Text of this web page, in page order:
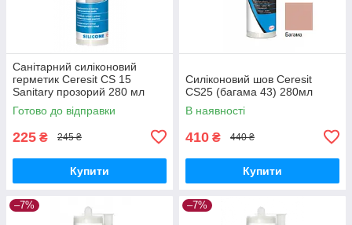
Санітарний силіконовий
герметик Ceresit CS 15
Sanitary прозорий 280 мл
Готово до відправки
225 ₴ 245 ₴
Купити
Силіконовий шов Ceresit
CS25 (багама 43) 280мл
В наявності
410 ₴ 440 ₴
Купити
–7% –7%